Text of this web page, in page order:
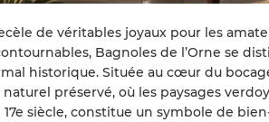
de véritables joyaux pour les
Bagnoles de l’Orne se
historique. Située au cœur du
préservé, où les paysages
17e siècle, constitue un symbole de